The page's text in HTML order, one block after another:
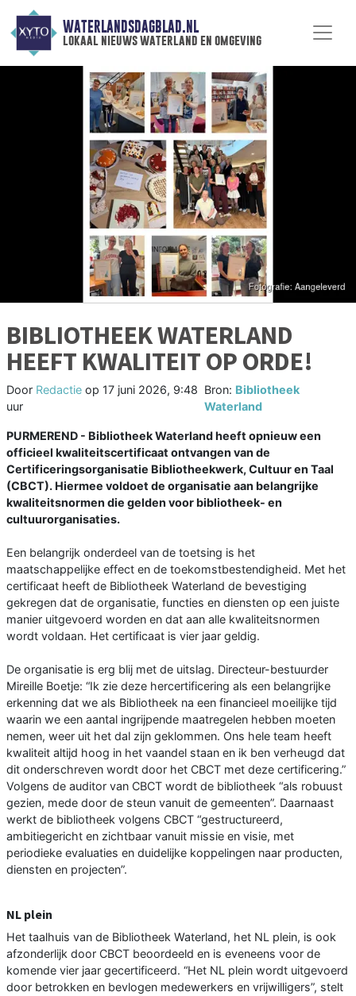
WATERLANDSDAGBLAD.NL
lokaal nieuws waterland en omgeving
BIBLIOTHEEK WATERLAND
HEEFT KWALITEIT OP ORDE!
Door Redactie op 17 juni 2026, 9:48
uur
Bron: Bibliotheek
Waterland
PURMEREND - Bibliotheek Waterland heeft opnieuw een
officieel kwaliteitscertificaat ontvangen van de
Certificeringsorganisatie Bibliotheekwerk, Cultuur en Taal
(CBCT). Hiermee voldoet de organisatie aan belangrijke
kwaliteitsnormen die gelden voor bibliotheek- en
cultuurorganisaties.
Een belangrijk onderdeel van de toetsing is het
maatschappelijke effect en de toekomstbestendigheid. Met het
certificaat heeft de Bibliotheek Waterland de bevestiging
gekregen dat de organisatie, functies en diensten op een juiste
manier uitgevoerd worden en dat aan alle kwaliteitsnormen
wordt voldaan. Het certificaat is vier jaar geldig.
De organisatie is erg blij met de uitslag. Directeur-bestuurder
Mireille Boetje: “Ik zie deze hercertificering als een belangrijke
erkenning dat we als Bibliotheek na een financieel moeilijke tijd
waarin we een aantal ingrijpende maatregelen hebben moeten
nemen, weer uit het dal zijn geklommen. Ons hele team heeft
kwaliteit altijd hoog in het vaandel staan en ik ben verheugd dat
dit onderschreven wordt door het CBCT met deze certificering.”
Volgens de auditor van CBCT wordt de bibliotheek “als robuust
gezien, mede door de steun vanuit de gemeenten”. Daarnaast
werkt de bibliotheek volgens CBCT “gestructureerd,
ambitiegericht en zichtbaar vanuit missie en visie, met
periodieke evaluaties en duidelijke koppelingen naar producten,
diensten en projecten”.
NL plein
Het taalhuis van de Bibliotheek Waterland, het NL plein, is ook
afzonderlijk door CBCT beoordeeld en is eveneens voor de
komende vier jaar gecertificeerd. “Het NL plein wordt uitgevoerd
door betrokken en bevlogen medewerkers en vrijwilligers”, stelt